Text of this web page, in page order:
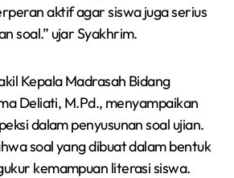
aktif agar siswa juga serius
soal.” ujar Syakhrim.
Kepala Madrasah Bidang
Deliati, M.Pd., menyampaikan
dalam penyusunan soal ujian.
soal yang dibuat dalam bentuk
kemampuan literasi siswa.